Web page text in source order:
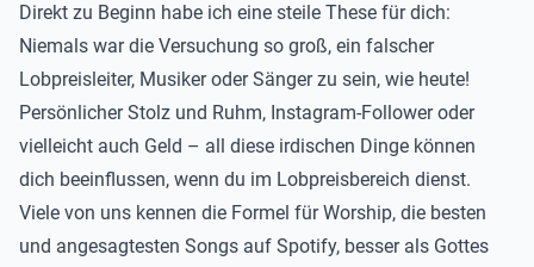
Direkt zu Beginn habe ich eine steile These für dich:
Niemals war die Versuchung so groß, ein falscher
Lobpreisleiter, Musiker oder Sänger zu sein, wie heute!
Persönlicher Stolz und Ruhm, Instagram-Follower oder
vielleicht auch Geld – all diese irdischen Dinge können
dich beeinflussen, wenn du im Lobpreisbereich dienst.
Viele von uns kennen die Formel für Worship, die besten
und angesagtesten Songs auf Spotify, besser als Gottes